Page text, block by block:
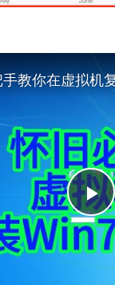
P
l
教你在虚拟机